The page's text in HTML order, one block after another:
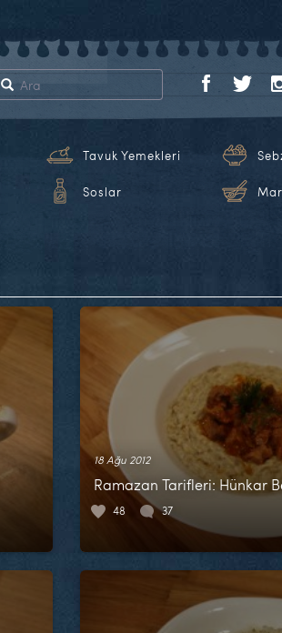
Tavuk Yemekleri
Soslar
18 Ağu 2012
Ramazan Tarifleri: Hünkar
48 37